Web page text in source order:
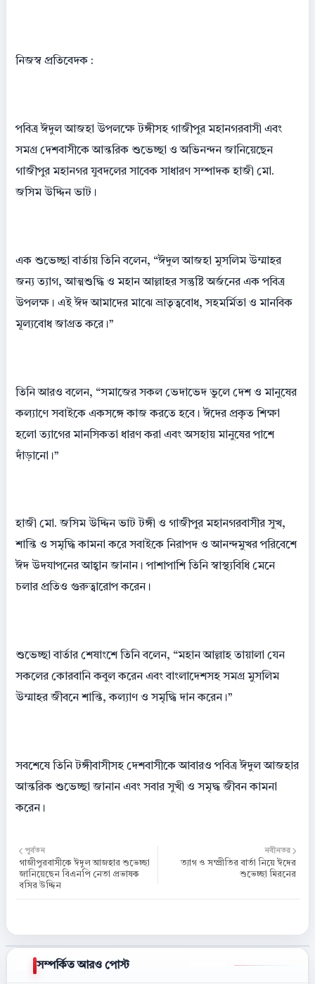
নিজস্ব প্রতিবেদক :
পবিত্র ঈদুল আজহা উপলক্ষে টঙ্গীসহ গাজীপুর মহানগরবাসী এবং
সমগ্র দেশবাসীকে আন্তরিক শুভেচ্ছা ও অভিনন্দন জানিয়েছেন
গাজীপুর মহানগর যুবদলের সাবেক সাধারণ সম্পাদক হাজী মো.
জসিম উদ্দিন ভাট।
এক শুভেচ্ছা বার্তায় তিনি বলেন, “ঈদুল আজহা মুসলিম উম্মাহর
জন্য ত্যাগ, আত্মশুদ্ধি ও মহান আল্লাহর সন্তুষ্টি অর্জনের এক পবিত্র
উপলক্ষ। এই ঈদ আমাদের মাঝে ভ্রাতৃত্ববোধ, সহমর্মিতা ও মানবিক
মূল্যবোধ জাগ্রত করে।”
তিনি আরও বলেন, “সমাজের সকল ভেদাভেদ ভুলে দেশ ও মানুষের
কল্যাণে সবাইকে একসঙ্গে কাজ করতে হবে। ঈদের প্রকৃত শিক্ষা
হলো ত্যাগের মানসিকতা ধারণ করা এবং অসহায় মানুষের পাশে
দাঁড়ানো।”
হাজী মো. জসিম উদ্দিন ভাট টঙ্গী ও গাজীপুর মহানগরবাসীর সুখ,
শান্তি ও সমৃদ্ধি কামনা করে সবাইকে নিরাপদ ও আনন্দমুখর পরিবেশে
ঈদ উদযাপনের আহ্বান জানান। পাশাপাশি তিনি স্বাস্থ্যবিধি মেনে
চলার প্রতিও গুরুত্বারোপ করেন।
শুভেচ্ছা বার্তার শেষাংশে তিনি বলেন, “মহান আল্লাহ তায়ালা যেন
সকলের কোরবানি কবুল করেন এবং বাংলাদেশসহ সমগ্র মুসলিম
উম্মাহর জীবনে শান্তি, কল্যাণ ও সমৃদ্ধি দান করেন।”
সবশেষে তিনি টঙ্গীবাসীসহ দেশবাসীকে আবারও পবিত্র ঈদুল আজহার
আন্তরিক শুভেচ্ছা জানান এবং সবার সুখী ও সমৃদ্ধ জীবন কামনা
করেন।
নবীনতর
ত্যাগ ও সম্প্রীতির বার্তা নিয়ে ঈদের
শুভেচ্ছা মিরনের
পূর্বতন
গাজীপুরবাসীকে ঈদুল আজহার শুভেচ্ছা
জানিয়েছেন বিএনপি নেতা প্রভাষক
বসির উদ্দিন
সম্পর্কিত আরও পোস্ট